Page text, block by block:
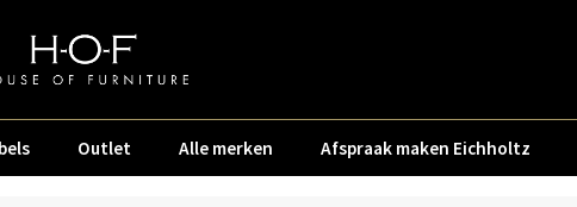
Outlet Alle merken Afspraak maken Eichholtz